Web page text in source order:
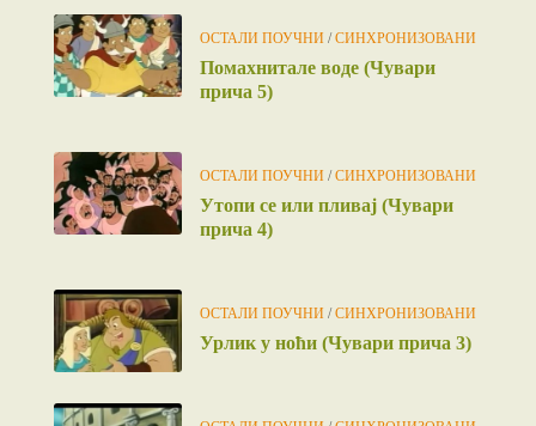
ОСТАЛИ ПОУЧНИ /СИНХРОНИЗОВАНИ
Помахнитале воде (Чувари
прича 5)
ОСТАЛИ ПОУЧНИ /СИНХРОНИЗОВАНИ
Утопи се или пливај (Чувари
прича 4)
ОСТАЛИ ПОУЧНИ /СИНХРОНИЗОВАНИ
Урлик у ноћи (Чувари прича 3)